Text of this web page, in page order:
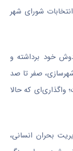
شورای شهر
خود برداشته و
صفر تا صد
واگذاری‌ای که حالا
بحران انسانی،